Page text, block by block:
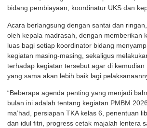
bidang pembiayaan, koordinatur UKS dan
Acara berlangsung dengan santai dan
oleh kepala madrasah, dengan memberikan
luas bagi setiap koordinator bidang
kegiatan masing-masing, sekaligus
terhadap kegiatan tersebut agar di kemudian
yang sama akan lebih baik lagi
“Beberapa agenda penting yang menjadi
bulan ini adalah tentang kegiatan PMBM
ma’had, persiapan TKA kelas 6, penentuan
dan idul fitri, progress cetak majalah lentera